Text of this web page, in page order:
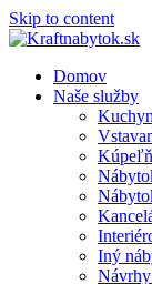
Skip to content
Domov
Naše služby
Iný